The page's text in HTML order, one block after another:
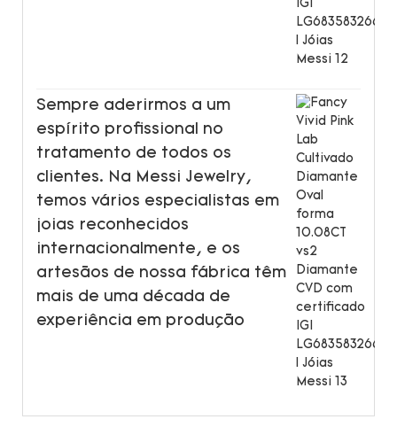
Sempre aderirmos a um
espírito profissional no
tratamento de todos os
clientes. Na Messi Jewelry,
temos vários especialistas em
joias reconhecidos
internacionalmente, e os
artesãos de nossa fábrica têm
mais de uma década de
experiência em produção